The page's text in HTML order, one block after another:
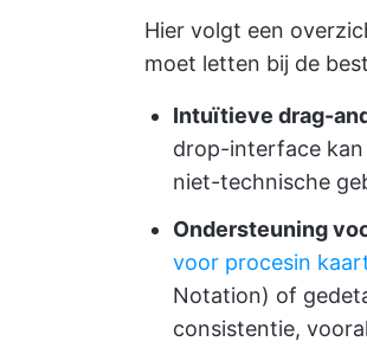
Hier volgt een
moet letten bij de
Intuïtieve drag-
drop-interface kan
niet-technische
Ondersteuning
voor procesin
Notation) of
consistentie,